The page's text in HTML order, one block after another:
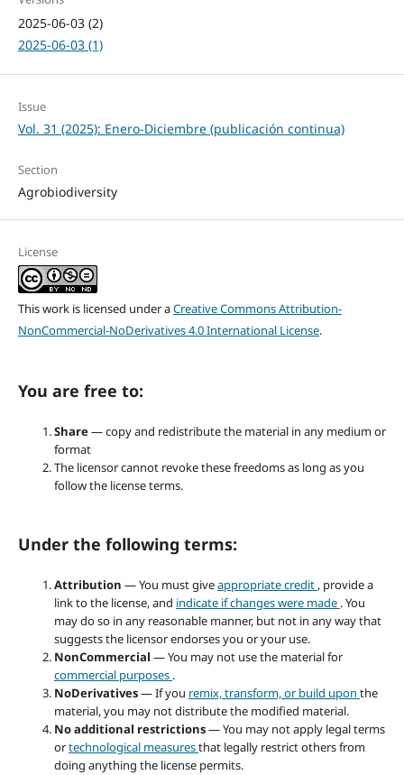
2025-06-03 (2)
2025-06-03 (1)
Issue
Vol. 31 (2025): Enero-Diciembre (publicación continua)
Section
Agrobiodiversity
License
This work is licensed under aCreative Commons Attribution-
NonCommercial-NoDerivatives 4.0 International License.
You are free to:
Share— copy and redistribute the material in any medium or
format
The licensor cannot revoke these freedoms as long as you
follow the license terms.
Under the following terms:
Attribution — You must giveappropriate credit , provide a
link to the license, and indicate if changes were made . You
may do so in any reasonable manner, but not in any way that
suggests the licensor endorses you or your use.
NonCommercial — You may not use the material for
commercial purposes .
NoDerivatives— If you remix, transform, or build upon the
material, you may not distribute the modified material.
No additional restrictions— You may not apply legal terms
ortechnological measuresthat legally restrict others from
doing anything the license permits.